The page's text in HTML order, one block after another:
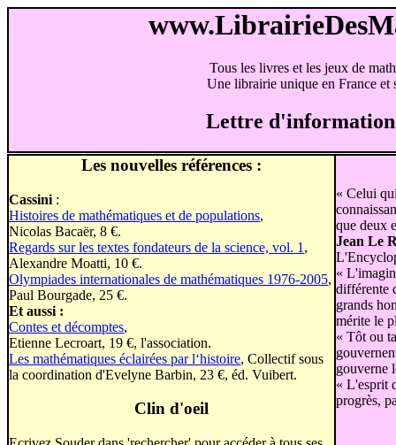
Tous les livres et les jeux de
Une librairie unique en France et
Lettre d'information
Les nouvelles références :
Cassini :
Histoires de mathématiques et de populations,
Nicolas Bacaër, 8 €.
Regards sur les textes fondateurs de la science, vol. 1 ,
Alexandre Moatti, 10 €.
Olympiades internationales de mathématiques 1976-2005,
Paul Bourgade, 25 €.
Et aussi :
Contes et décomptes,
Etienne Lecroart, 19 €, l'association.
Les mathématiques éclairées par l‘histoire, Collectif sous
la coordination d'Evelyne Barbin, 23 €, éd. Vuibert.
Clin d'oeil
« Celui
que deux
Jean Le
«
différente
grands
mérite le
« Tôt ou
gouverne
« L'esprit
progrès,